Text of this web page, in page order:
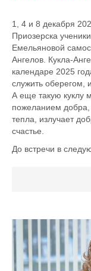
1, 4 и 8 декабря
Приозерска
Емельяновой
Ангелов. Кукла-
календаре 2025
служить оберегом,
А еще такую куклу
пожеланием добра,
тепла, излучает
счастье.
До встречи в